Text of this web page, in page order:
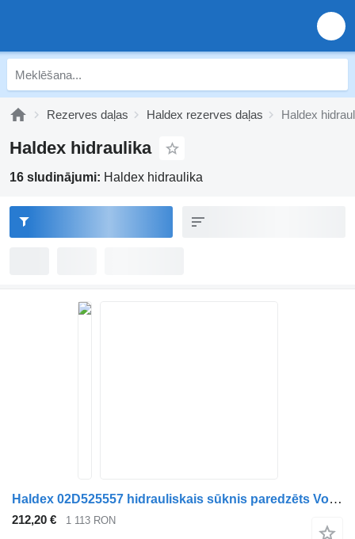
Rezerves daļas Haldex rezerves daļas Haldex
Haldex hidraulika
16 sludinājumi: Haldex hidraulika
Haldex 02D525557 hidrauliskais sūknis paredzēts Volkswagen GEN1 automašīnas
212,20 € 1 113 RON